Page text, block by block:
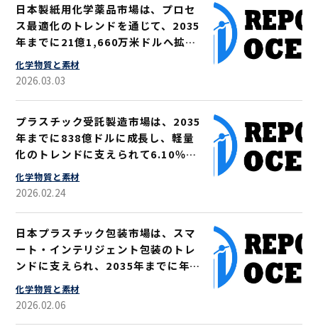
日本製紙用化学薬品市場は、プロセ
ス最適化のトレンドを通じて、2035
年までに21億1,660万米ドルへ拡大
し、CAGR4.50％を示すと予測され
ています
化学物質と素材
2026.03.03
プラスチック受託製造市場は、2035
年までに838億ドルに成長し、軽量
化のトレンドに支えられて6.10％の
CAGRを記録すると予想されていま
す
化学物質と素材
2026.02.24
日本プラスチック包装市場は、スマ
ート・インテリジェント包装のトレ
ンドに支えられ、2035年までに年平
均成長率（CAGR）2.47％で219億
米ドル規模に達すると予測
化学物質と素材
2026.02.06